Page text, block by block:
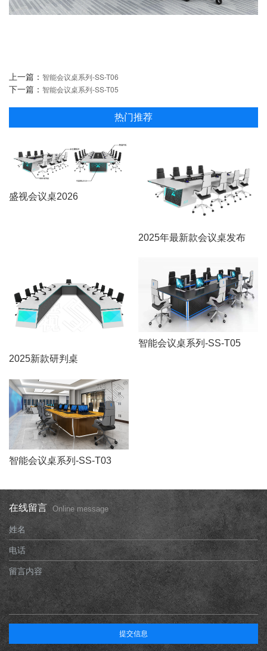
上一篇： 智能会议桌系列-SS-T06
下一篇： 智能会议桌系列-SS-T05
热门推荐
盛视会议桌2026
2025年最新款会议桌发布
2025新款研判桌
智能会议桌系列-SS-T05
智能会议桌系列-SS-T03
在线留言 Online message
姓名
电话
留言内容
提交信息